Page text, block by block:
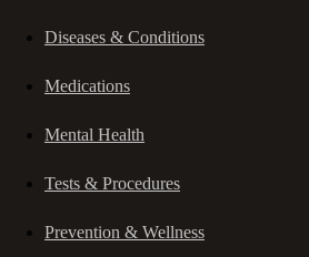
Diseases & Conditions
Medications
Mental Health
Tests & Procedures
Prevention & Wellness